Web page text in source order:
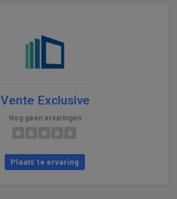
Vente Exclusive
Nog geen ervaringen
Plaats 1e ervaring